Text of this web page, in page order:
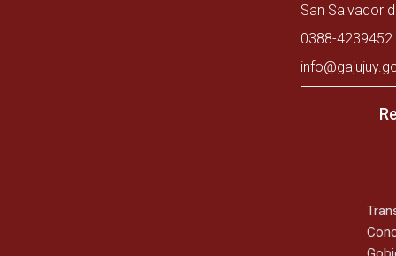
San Salvador
0388-